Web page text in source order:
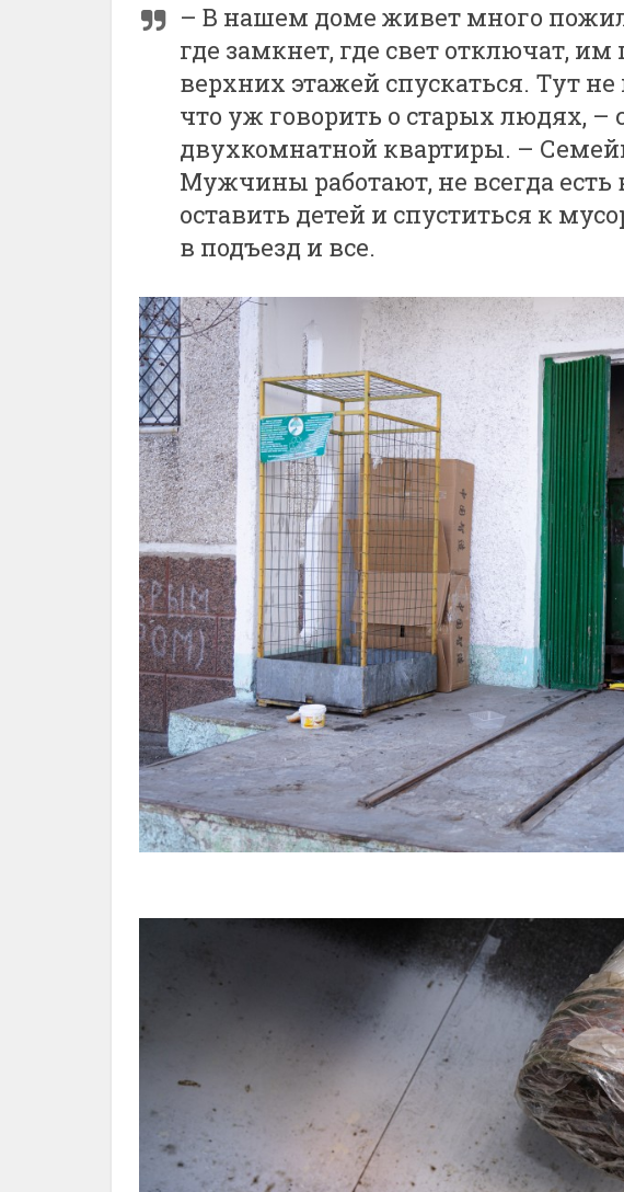
– В нашем доме живет много
где замкнет, где свет отключат,
верхних этажей спускаться. Тут
что уж говорить о старых людях, –
двухкомнатной квартиры. –
Мужчины работают, не всегда
оставить детей и спуститься к
в подъезд и все.